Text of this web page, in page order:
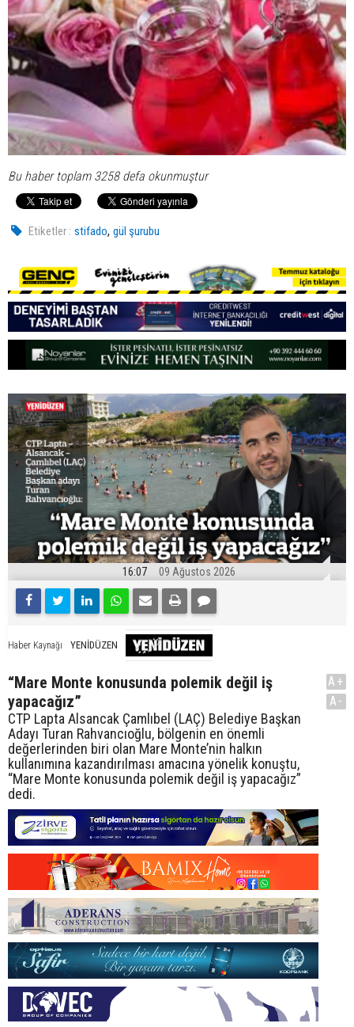
Bu haber toplam 3258 defa okunmuştur
Etiketler : stifado,gül şurubu
16:07 09 Ağustos 2026
Haber Kaynağı YENİDÜZEN
“Mare Monte konusunda polemik değil iş
yapacağız”
CTP Lapta Alsancak Çamlıbel (LAÇ) Belediye Başkan
Adayı Turan Rahvancıoğlu, bölgenin en önemli
değerlerinden biri olan Mare Monte’nin halkın
kullanımına kazandırılması amacına yönelik konuştu,
“Mare Monte konusunda polemik değil iş yapacağız”
dedi.
A+
A-